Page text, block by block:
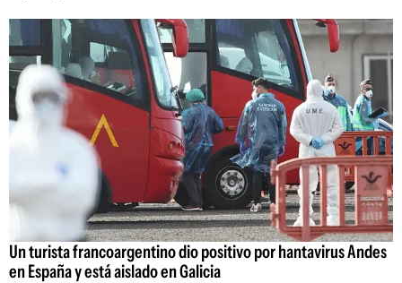
Un turista francoargentino dio positivo por hantavirus Andes
en España y está aislado en Galicia